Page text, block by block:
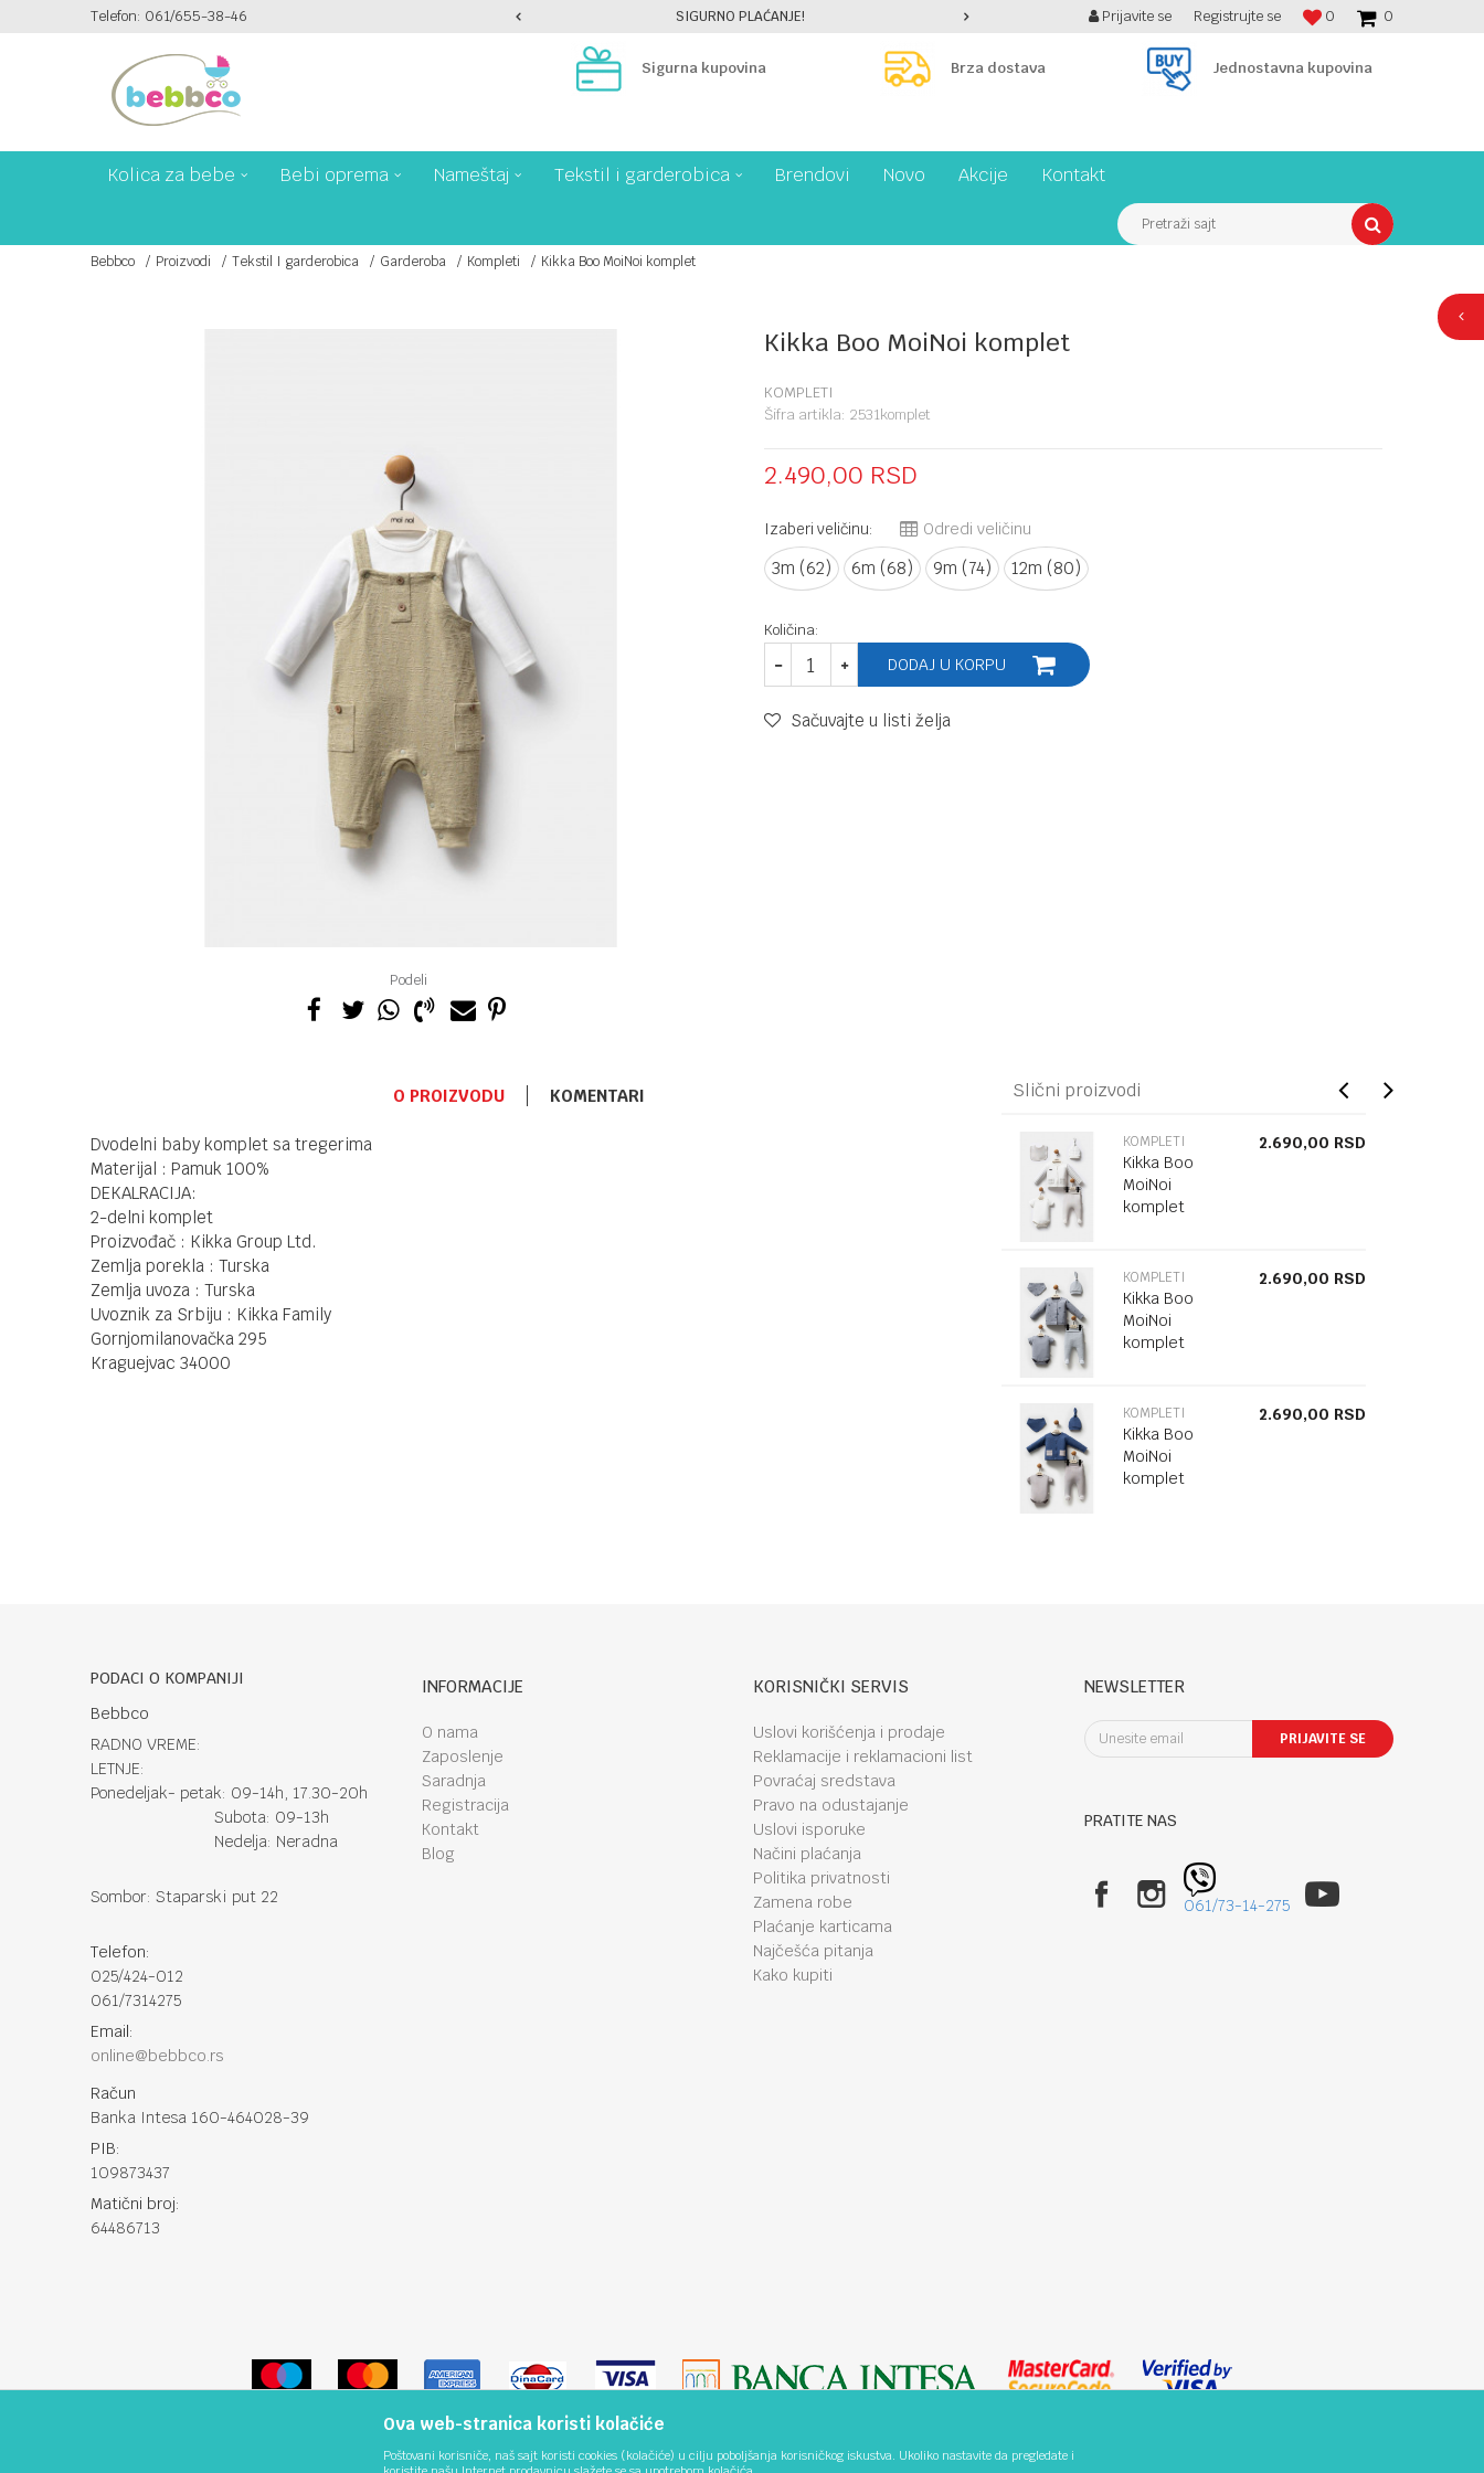
Telefon: 061/655-38-46PLAĆANJE PLATNIM KARTICAMA NA 6 RATA! SIGURNO PLAĆANJE! BESPLATNA ISPORUKA PREKO 7900 din! 0
0
Prijavite se Registrujte se
Sigurna kupovina Brza dostava Jednostavna kupovina
Kolica za bebe Bebi oprema Nameštaj Tekstil i garderobica Brendovi Novo Akcije Kontakt
Pretraži sajt
Bebbco Proizvodi Tekstil I garderobica Garderoba Kompleti Kikka Boo MoiNoi komplet
Podeli
Kikka Boo MoiNoi komplet
KOMPLETI
Šifra artikla: 2531komplet
2.490,00 RSD
Izaberi veličinu: Odredi veličinu
3m (62) 6m (68) 9m (74) 12m (80)
Količina:
DODAJ U KORPU
Sačuvajte u listi želja
O PROIZVODU KOMENTARI
Dvodelni baby komplet sa tregerima
Materijal : Pamuk 100%
DEKALRACIJA:
2-delni komplet
Proizvođač : Kikka Group Ltd.
Zemlja porekla : Turska
Zemlja uvoza : Turska
Uvoznik za Srbiju : Kikka Family
Gornjomilanovačka 295
Kraguejvac 34000
Slični proizvodi
KOMPLETI
Kikka Boo
MoiNoi
komplet
2.690,00 RSD
KOMPLETI
Kikka Boo
MoiNoi
komplet
2.690,00 RSD
KOMPLETI
Kikka Boo
MoiNoi
komplet
2.690,00 RSD
PODACI O KOMPANIJI
Bebbco
RADNO VREME:
LETNJE:
Ponedeljak- petak: 09-14h, 17.30-20h
Subota: 09-13h
Nedelja: Neradna
Sombor: Staparski put 22
Telefon:
025/424-012
061/7314275
Email:
online@bebbco.rs
Račun
Banka Intesa 160-464028-39
PIB:
109873437
Matični broj:
64486713
INFORMACIJE
O nama
Zaposlenje
Saradnja
Registracija
Kontakt
Blog
KORISNIČKI SERVIS
Uslovi korišćenja i prodaje
Reklamacije i reklamacioni list
Povraćaj sredstava
Pravo na odustajanje
Uslovi isporuke
Načini plaćanja
Politika privatnosti
Zamena robe
Plaćanje karticama
Najčešća pitanja
Kako kupiti
NEWSLETTER
PRIJAVITE SE
PRATITE NAS
061/73-14-275
Ova web-stranica koristi kolačiće
Poštovani korisniče, naš sajt koristi cookies (kolačiće) u cilju poboljšanja korisničkog iskustva. Ukoliko nastavite da pregledate i